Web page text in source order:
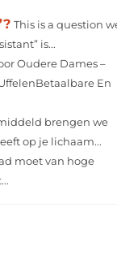
This is a question
is...
Oudere Dames –
En
brengen we
op je lichaam...
moet van hoge